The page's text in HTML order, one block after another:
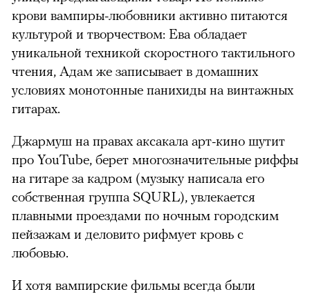
крови вампиры-любовники активно питаются
культурой и творчеством: Ева обладает
уникальной техникой скоростного тактильного
чтения, Адам же записывает в домашних
условиях монотонные панихиды на винтажных
гитарах.
Джармуш на правах аксакала арт-кино шутит
про YouTube, берет многозначительные риффы
на гитаре за кадром (музыку написала его
собственная группа SQURL), увлекается
плавными проездами по ночным городским
пейзажам и деловито рифмует кровь с
любовью.
И хотя вампирские фильмы всегда были